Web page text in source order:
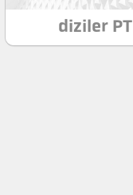
diziler PT